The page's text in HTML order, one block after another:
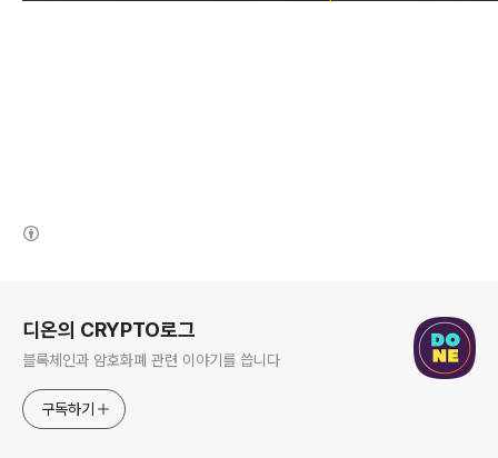
디온의 CRYPTO로그
블록체인과 암호화폐 관련 이야기를 씁니다
구독하기